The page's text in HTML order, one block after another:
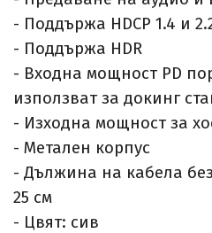
- Поддържа HDCP 1.4 и
- Поддържа HDR
- Входна мощност PD
използват за докинг
- Изходна мощност за
- Метален корпус
- Дължина на кабела
25 см
- Цвят: сив